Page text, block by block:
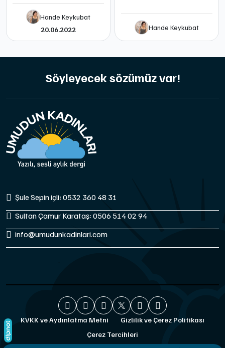
Hande Keykubat
20.06.2022
Hande Keykubat
Söyleyecek sözümüz var!
Şule Sepin içli: 0532 360 48 31
Sultan Çamur Karataş: 0506 514 02 94
info@umudunkadinlari.com
KVKK ve Aydınlatma Metni
Gizlilik ve Çerez Politikası
Çerez Tercihleri